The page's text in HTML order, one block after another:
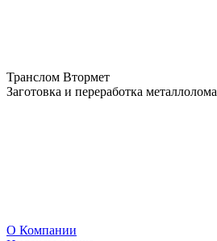
Транслом Втормет
Заготовка и переработка металлолома
О Компании